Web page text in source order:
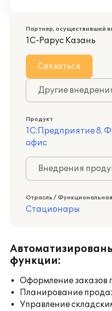
Партнер, осуществивший
1С-Рарус Казань
Связаться
Другие
Продукт
1С:Предприятие 8.
офис
Внедрения
Отрасль /
Стационары
функции:
Оформление заказов
Планирование
Управление